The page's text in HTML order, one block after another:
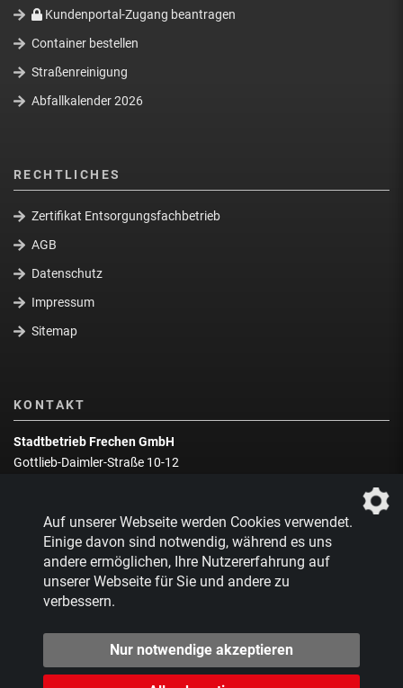
Kundenportal-Zugang beantragen
Container bestellen
Straßenreinigung
Abfallkalender 2026
RECHTLICHES
Zertifikat Entsorgungsfachbetrieb
AGB
Datenschutz
Impressum
Sitemap
KONTAKT
Stadtbetrieb Frechen GmbH
Gottlieb-Daimler-Straße 10-12
Zentrale:02234 9217-0
Abfallberatung:02234 9217-17
Auf unserer Webseite werden Cookies verwendet.
Einige davon sind notwendig, während es uns
andere ermöglichen, Ihre Nutzererfahrung auf
unserer Webseite für Sie und andere zu
verbessern.
Nur notwendige akzeptieren